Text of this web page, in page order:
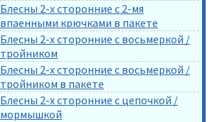
Блесны 2-х сторонние с 2-мя
впаенными крючками в пакете
Блесны 2-х сторонние с восьмеркой /
тройником
Блесны 2-х сторонние с восьмеркой /
тройником в пакете
Блесны 2-х сторонние с цепочкой /
мормышкой